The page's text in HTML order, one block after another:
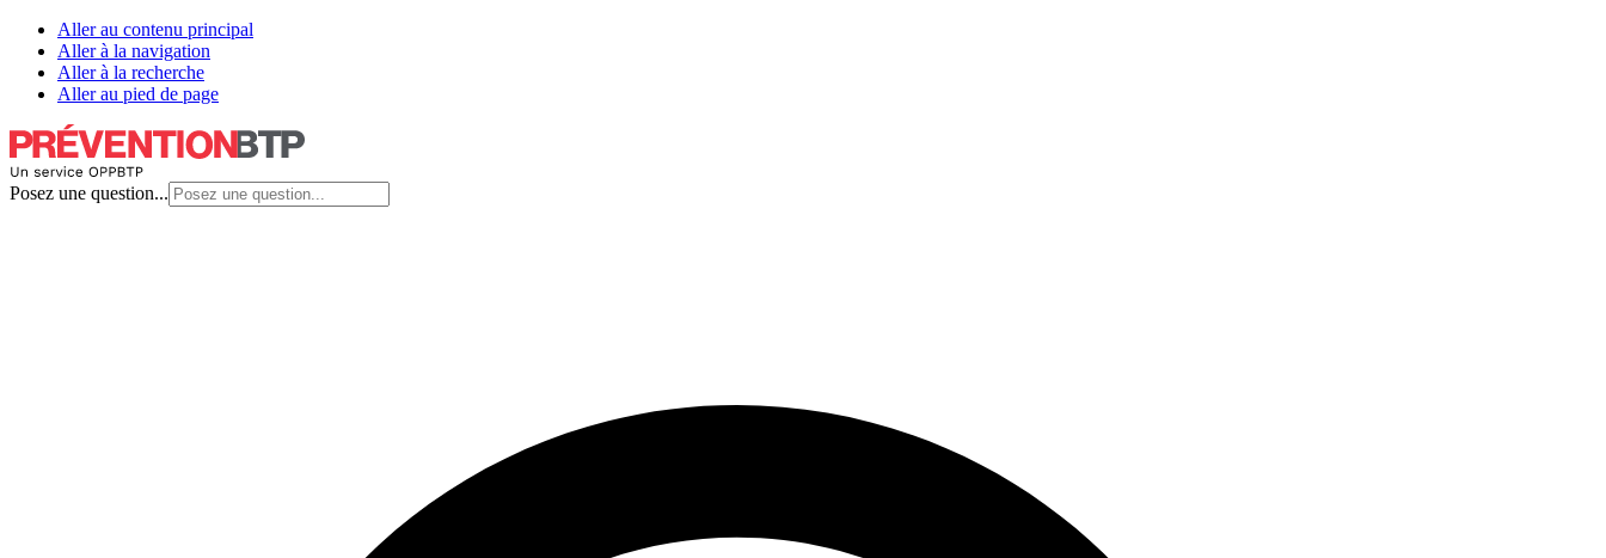
Aller au contenu principal
Aller à la navigation
Aller à la recherche
Aller au pied de page
Posez une question...